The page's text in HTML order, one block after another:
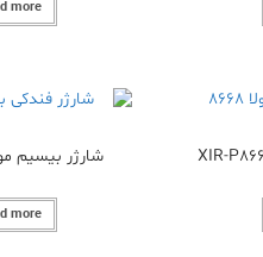
more
شارژر بیسیم
more